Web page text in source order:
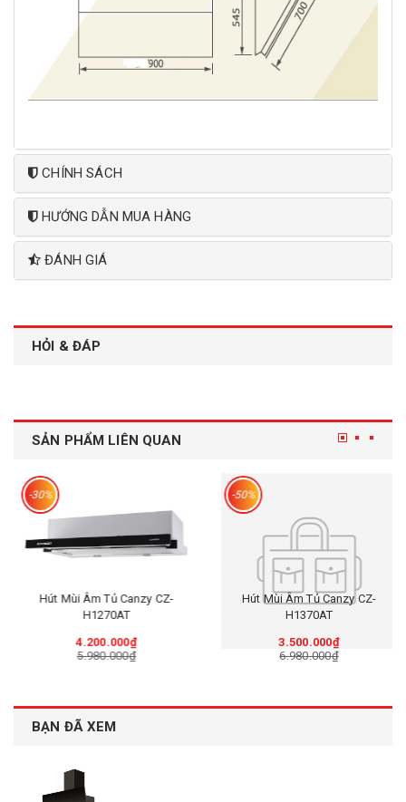
CHÍNH SÁCH
HƯỚNG DẪN MUA HÀNG
ĐÁNH GIÁ
HỎI & ĐÁP
SẢN PHẨM LIÊN QUAN
-30%
Hút Mùi Âm Tủ Canzy CZ-
H1270AT
4.200.000₫
5.980.000₫
-50%
Hút Mùi Âm Tủ Canzy CZ-
H1370AT
3.500.000₫
6.980.000₫
BẠN ĐÃ XEM